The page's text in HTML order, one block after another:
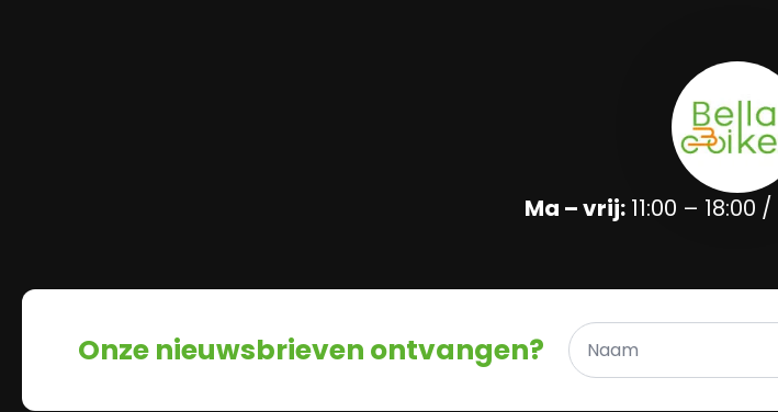
Ma – vrij:11:00 – 18:00 /
Onze nieuwsbrieven ontvangen?
Naam
*